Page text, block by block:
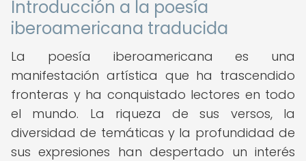
Introducción a la poesía
iberoamericana traducida
La poesía iberoamericana es una
manifestación artística que ha trascendido
fronteras y ha conquistado lectores en todo
el mundo. La riqueza de sus versos, la
diversidad de temáticas y la profundidad de
sus expresiones han despertado un interés